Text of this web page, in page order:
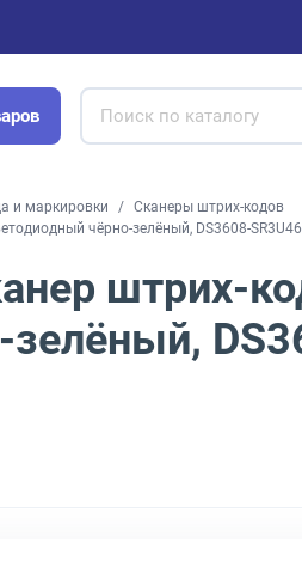
и маркировки
Сканеры штрих-кодов
чёрно-зелёный, DS3608-
штрих-